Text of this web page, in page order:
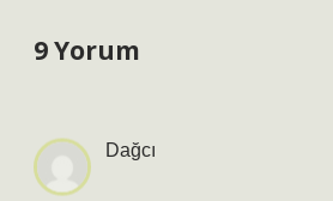
9 Yorum
Dağcı